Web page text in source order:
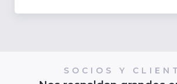
SOCIOS Y